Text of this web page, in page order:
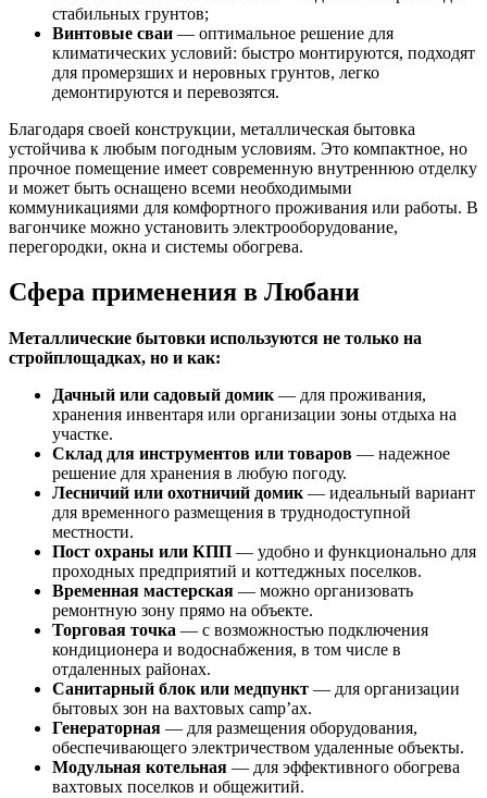
стабильных грунтов;
Винтовые сваи — оптимальное решение для
климатических условий: быстро монтируются, подходят
для промерзших и неровных грунтов, легко
демонтируются и перевозятся.
Благодаря своей конструкции, металлическая бытовка
устойчива к любым погодным условиям. Это компактное, но
прочное помещение имеет современную внутреннюю отделку
и может быть оснащено всеми необходимыми
коммуникациями для комфортного проживания или работы. В
вагончике можно установить электрооборудование,
перегородки, окна и системы обогрева.
Сфера применения в Любани
Металлические бытовки используются не только на
стройплощадках, но и как:
Дачный или садовый домик — для проживания,
хранения инвентаря или организации зоны отдыха на
участке.
Склад для инструментов или товаров — надежное
решение для хранения в любую погоду.
Лесничий или охотничий домик — идеальный вариант
для временного размещения в труднодоступной
местности.
Пост охраны или КПП — удобно и функционально для
проходных предприятий и коттеджных поселков.
Временная мастерская — можно организовать
ремонтную зону прямо на объекте.
Торговая точка — с возможностью подключения
кондиционера и водоснабжения, в том числе в
отдаленных районах.
Санитарный блок или медпункт — для организации
бытовых зон на вахтовых camp’ах.
Генераторная — для размещения оборудования,
обеспечивающего электричеством удаленные объекты.
Модульная котельная — для эффективного обогрева
вахтовых поселков и общежитий.